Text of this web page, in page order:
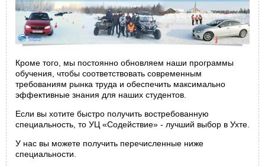
Кроме того, мы постоянно обновляем наши программы
обучения, чтобы соответствовать современным
требованиям рынка труда и обеспечить максимально
эффективные знания для наших студентов.
Если вы хотите быстро получить востребованную
специальность, то УЦ «Содействие» - лучший выбор в Ухте.
У нас вы можете получить перечисленные ниже
специальности.